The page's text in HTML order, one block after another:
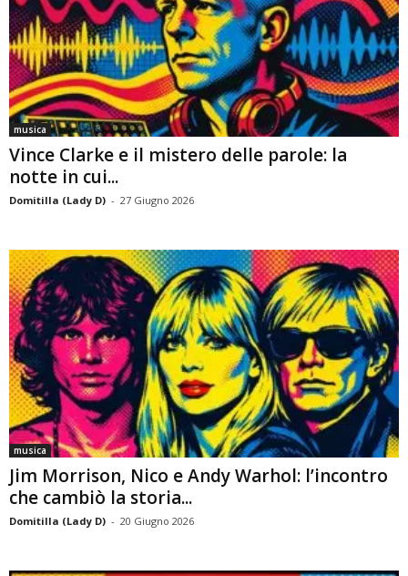
musica
Vince Clarke e il mistero delle parole: la
notte in cui...
Domitilla (Lady D) - 27 Giugno 2026
musica
Jim Morrison, Nico e Andy Warhol: l’incontro
che cambiò la storia...
Domitilla (Lady D) - 20 Giugno 2026